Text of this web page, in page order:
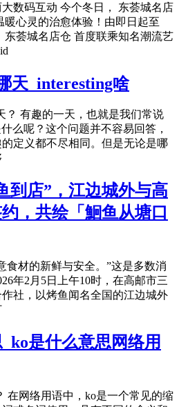
数码互动 今个冬日， 东荟城名店
暖心灵的治愈体验！由即日起至
东荟城名店仓 首度联乘知名潮流艺
天_interesting啥
？ 有趣的一天，也就是我们常说
什么呢？这个问题并不容易回答，
定义都不尽相同。但是无论是哪
到店”，江边城外与高
，共绘「鮰鱼从塘口
食材的新鲜与安全。”这是多数消
年2月5日上午10时，在高邮市三
社，以烤鱼闻名全国的江边城外
是什么意思网络用
在网络用语中，ko是一个常见的缩